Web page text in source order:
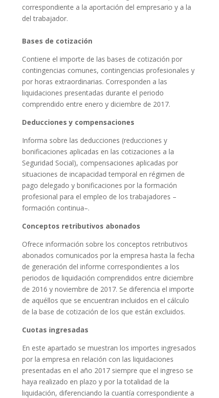
correspondiente a la aportación del empresario y a la
del trabajador.
Bases de cotización
Contiene el importe de las bases de cotización por
contingencias comunes, contingencias profesionales y
por horas extraordinarias. Corresponden a las
liquidaciones presentadas durante el periodo
comprendido entre enero y diciembre de 2017.
Deducciones y compensaciones
Informa sobre las deducciones (reducciones y
bonificaciones aplicadas en las cotizaciones a la
Seguridad Social), compensaciones aplicadas por
situaciones de incapacidad temporal en régimen de
pago delegado y bonificaciones por la formación
profesional para el empleo de los trabajadores –
formación continua–.
Conceptos retributivos abonados
Ofrece información sobre los conceptos retributivos
abonados comunicados por la empresa hasta la fecha
de generación del informe correspondientes a los
periodos de liquidación comprendidos entre diciembre
de 2016 y noviembre de 2017. Se diferencia el importe
de aquéllos que se encuentran incluidos en el cálculo
de la base de cotización de los que están excluidos.
Cuotas ingresadas
En este apartado se muestran los importes ingresados
por la empresa en relación con las liquidaciones
presentadas en el año 2017 siempre que el ingreso se
haya realizado en plazo y por la totalidad de la
liquidación, diferenciando la cuantía correspondiente a